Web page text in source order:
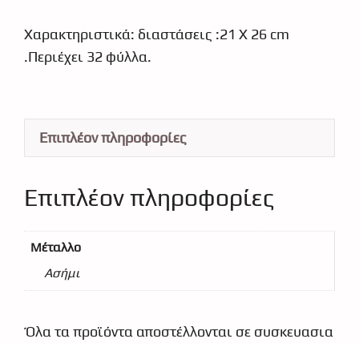
Χαρακτηριστικά: διαστάσεις :21 X 26 cm
.Περιέχει 32 φύλλα.
Επιπλέον πληροφορίες
Επιπλέον πληροφορίες
Μέταλλο
Ασήμι
Όλα τα προϊόντα αποστέλλονται σε συσκευασια